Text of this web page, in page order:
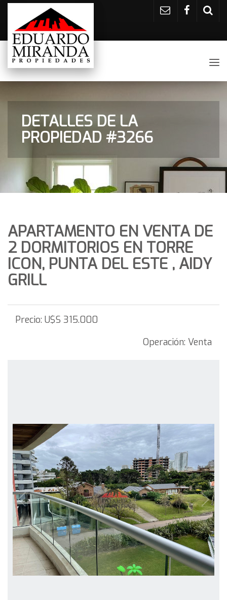
DETALLES DE LA
PROPIEDAD #3266
APARTAMENTO EN VENTA DE
2 DORMITORIOS EN TORRE
ICON, PUNTA DEL ESTE , AIDY
GRILL
Precio: U$S 315.000
Operación: Venta